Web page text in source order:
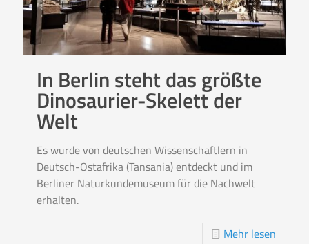
In Berlin steht das größte
Dinosaurier-Skelett der
Welt
Es wurde von deutschen Wissenschaftlern in
Deutsch-Ostafrika (Tansania) entdeckt und im
Berliner Naturkundemuseum für die Nachwelt
erhalten.
Mehr lesen